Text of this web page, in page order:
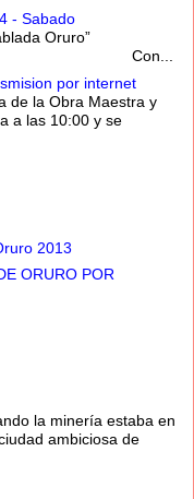
- Sabado
Oruro”
Incas” Con...
por internet
de la Obra Maestra y
a las 10:00 y se
2013
ORURO POR
la minería estaba en
ambiciosa de